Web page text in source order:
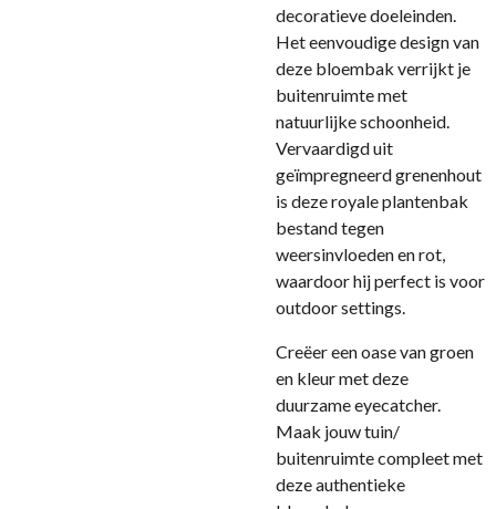
decoratieve doeleinden.
Het eenvoudige design van
deze bloembak verrijkt je
buitenruimte met
natuurlijke schoonheid.
Vervaardigd uit
geïmpregneerd grenenhout
is deze royale plantenbak
bestand tegen
weersinvloeden en rot,
waardoor hij perfect is voor
outdoor settings.
Creëer een oase van groen
en kleur met deze
duurzame eyecatcher.
Maak jouw tuin/
buitenruimte compleet met
deze authentieke